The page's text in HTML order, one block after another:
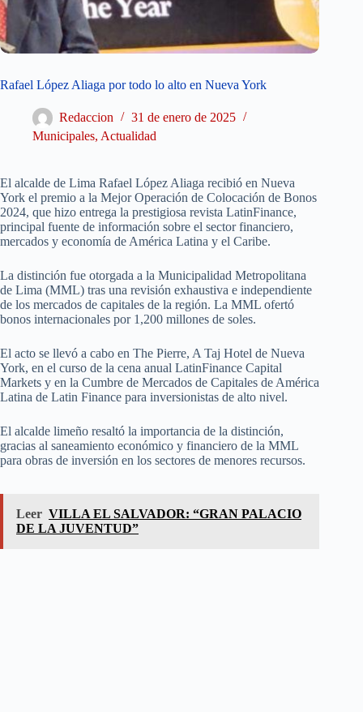
Rafael López Aliaga por todo lo alto en Nueva York
Redaccion
31 de enero de 2025
Municipales, Actualidad
El alcalde de Lima Rafael López Aliaga recibió en Nueva
York el premio a la Mejor Operación de Colocación de Bonos
2024, que hizo entrega la prestigiosa revista LatinFinance,
principal fuente de información sobre el sector financiero,
mercados y economía de América Latina y el Caribe.
La distinción fue otorgada a la Municipalidad Metropolitana
de Lima (MML) tras una revisión exhaustiva e independiente
de los mercados de capitales de la región. La MML ofertó
bonos internacionales por 1,200 millones de soles.
El acto se llevó a cabo en The Pierre, A Taj Hotel de Nueva
York, en el curso de la cena anual LatinFinance Capital
Markets y en la Cumbre de Mercados de Capitales de América
Latina de Latin Finance para inversionistas de alto nivel.
El alcalde limeño resaltó la importancia de la distinción,
gracias al saneamiento económico y financiero de la MML
para obras de inversión en los sectores de menores recursos.
Leer VILLA EL SALVADOR: “GRAN PALACIO
DE LA JUVENTUD”